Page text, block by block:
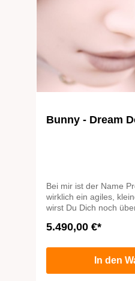
Bunny - Dream
Bei mir ist der Name
wirklich ein agiles,
wirst Du Dich noch
ausprobiert haben und
beweglich meine
sind? Ob ich
keinen Fall! Ich bin
5.490,00 €*
In den